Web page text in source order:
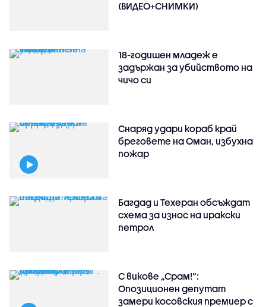
(ВИДЕО+СНИМКИ)
18-годишен младеж е
задържан за убийството на
чичо си
Снаряд удари кораб край
бреговете на Оман, избухна
пожар
Багдад и Техеран обсъждат
схема за износ на иракски
петрол
С викове „Срам!“:
Опозиционен депутат
замери косовския премиер с